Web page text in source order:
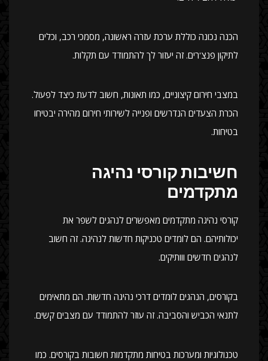
הכנה נכונה כוללת ערכת עזרה ראשונה, מסמכי רכב, וכלים
לתיקון פנצ'רים. זה יעזור לך להתמודד עם תקלות.
במצבי חירום קיצוניים, כמו תאונות, חשוב לדעת כיצד לפעול.
הכרת הצעדים הנדרשים ופנייה לשירותי חירום מהירה יבטיחו
בטיחות.
חשיבות קורסי נהיגה
מתקדמים
קורסי נהיגה מתקדמים מאפשרים לנהגים לשפר את
יכולותיהם. הם לומדים טכניקות חדשות לנהיגה. זה חשוב
לנהגים חדשים ווותיקים.
בקורסים, הנהגים לומדים דרכי נהיגה חדשות. הם מתאימים
לתנאי הכביש והסביבה. זה עוזר להתמודד עם מצבים קשים.
טכנולוגיות ומערכות בטיחות מתקדמות חשובות בקורסים. כמו